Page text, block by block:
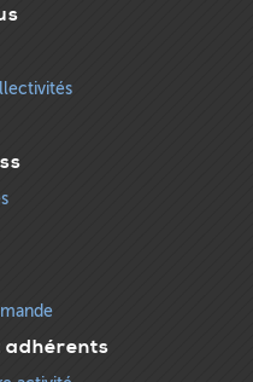
adhérents